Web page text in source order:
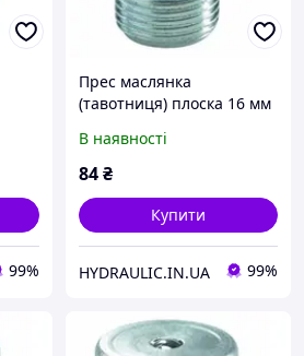
99%
Прес маслянка
(тавотниця) плоска 16 мм
поштучно, DIN3404 |
UMETA Німеччина
В наявності
84₴
Купити
HYDRAULIC.IN.UA 99%